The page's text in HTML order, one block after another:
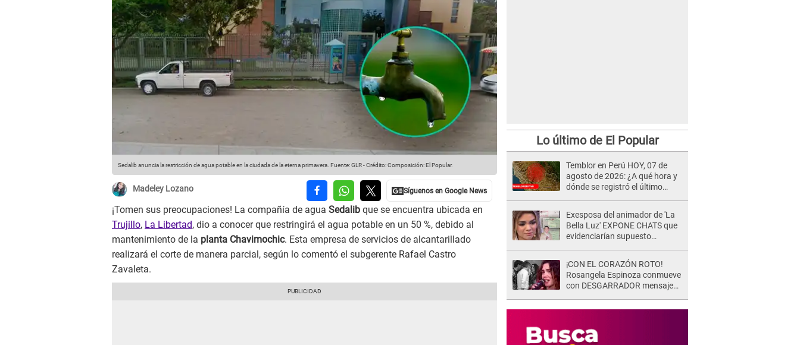
Sedalib anuncia la restricción de agua potable en la ciudada de la eterna primavera. Fuente: GLR-Crédito: Composición: El Popular.
Madeley Lozano
¡Tomen sus preocupaciones! La compañía de agua Sedalib que se encuentra ubicada en
Trujillo, La Libertad, dio a conocer que restringirá el agua potable en un 50 %, debido al
mantenimiento de la planta Chavimochic. Esta empresa de servicios de alcantarillado
realizará el corte de manera parcial, según lo comentó el subgerente Rafael Castro
Zavaleta.
Lo último de El Popular
Temblor en Perú HOY, 07 de
agosto de 2026: ¿A qué hora y
dónde se registró el último
Exesposa del animador de 'La
Bella Luz' EXPONE CHATS que
evidenciarían supuesto
Saldaña, pese a tener pareja
¡CON EL CORAZÓN ROTO!
Rosangela Espinoza conmueve
con DESGARRADOR mensaje